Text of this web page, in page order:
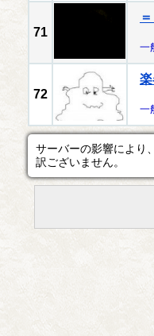
71
一
72
一
サーバーの影響により
訳ございません。